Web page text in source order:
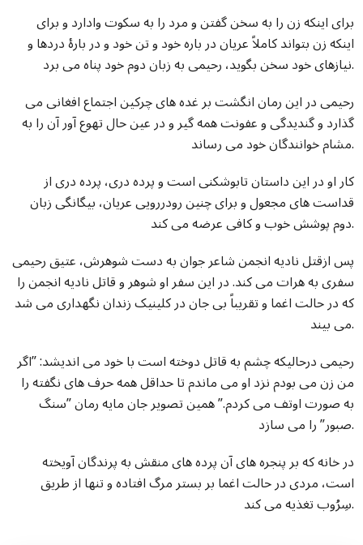
برای اینکه زن را به سخن گفتن و مرد را به سکوت وادارد و برای
اینکه زن بتواند کاملاً عریان در باره خود و تن خود و در بارۀ دردها و
نیازهای خود سخن بگوید، رحیمی به زبان دوم خود پناه می برد.
رحیمی در این رمان انگشت بر غده های چرکین اجتماع افغانی می
گذارد و گندیدگی و عفونت همه گیر و در عین حال تهوع آور آن را به
مشام خوانندگان خود می رساند.
کار او در این داستان تابوشکنی است و پرده دری، پرده دری از
قداست های مجعول و برای چنین رودررویی عریان، بیگانگی زبان
دوم پوشش خوب و کافی عرضه می کند.
پس ازقتل نادیه انجمن شاعر جوان به دست شوهرش، عتیق رحیمی
سفری به هرات می کند. در این سفر او شوهر و قاتل نادیه انجمن را
که در حالت اغما و تقریباً بی جان در کلینیک زندان نگهداری می شد
می بیند.
رحیمی درحالیکه چشم به قاتل دوخته است با خود می اندیشد: ”اگر
من زن می بودم نزد او می ماندم تا حداقل همه حرف های نگفته را
به صورت اوتف می کردم.” همین تصویر جان مایه رمان ”سنگ
صبور” را می سازد.
در خانه که بر پنجره های آن پرده های منقش به پرندگان آویخته
است، مردی در حالت اغما بر بستر مرگ افتاده و تنها از طریق
سِرُوب تغذیه می کند.